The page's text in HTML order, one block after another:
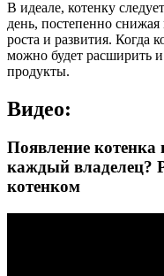
В идеале, котенку
день, постепенно
роста и развития. Когда
можно будет расширить
продукты.
Видео:
Появление котенка
каждый владелец?
котенком